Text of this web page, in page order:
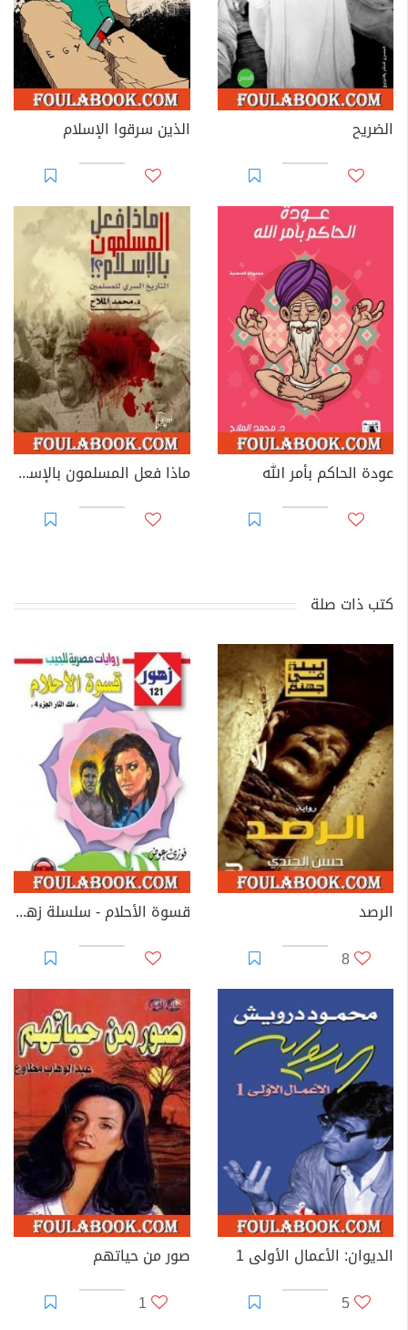
الضريح الذين سرقوا الإسلام
عودة الحاكم بأمر الله ماذا فعل المسلمون بالإسلام؟
كتب ذات صلة
الرصد
8
قسوة الأحلام - سلسلة زهور
الديوان: الأعمال الأولى 1
5
صور من حياتهم
1